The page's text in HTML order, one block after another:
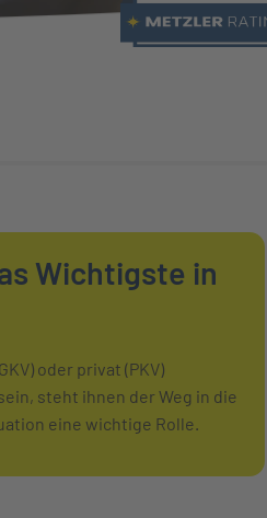
Wichtigste in
oder privat (PKV)
steht ihnen der Weg in die
eine wichtige Rolle.